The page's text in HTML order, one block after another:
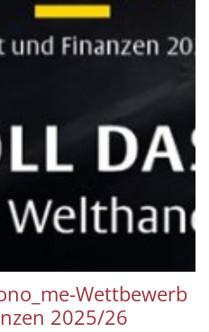
Wettbewerb
2025/26